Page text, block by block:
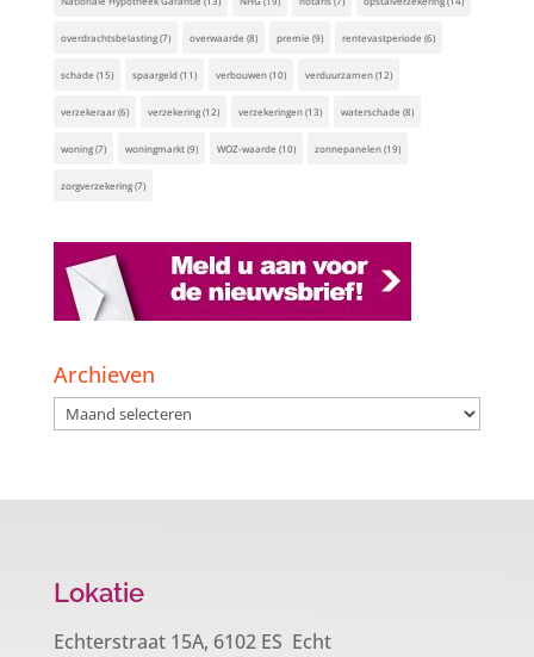
overdrachtsbelasting(7) overwaarde (8) premie (9) rentevastperiode (6)
schade (15) spaargeld(11) verbouwen(10) verduurzamen(12)
verzekeraar(6) verzekering(12) verzekeringen(13) waterschade (8)
woning(7) woningmarkt(9) WOZ-waarde (10) zonnepanelen(19)
zorgverzekering(7)
Archieven
Archieven
Lokatie
Echterstraat 15A, 6102 ES Echt